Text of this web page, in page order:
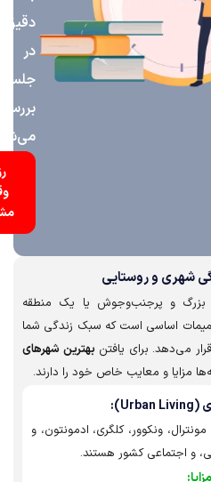
دقیق
در
جلسه
و روستایی
یا یک منطقه
است که سبک زندگی شما
برای یافتنبهترین شهرهای
و معایب خاص خود را دارند.
ونکوور، کلگری، ادمونتون، و
کشور هستند.